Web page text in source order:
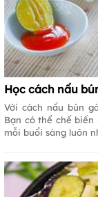
Học cách nấu
Với cách nấu bún
Bạn có thể chế
mỗi buổi sáng luôn